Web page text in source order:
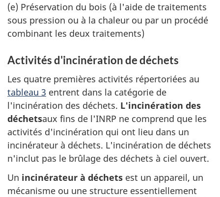
(e) Préservation du bois (à l'aide de traitements
sous pression ou à la chaleur ou par un procédé
combinant les deux traitements)
Activités d'incinération de déchets
Les quatre premières activités répertoriées au
tableau 3 entrent dans la catégorie de
l'incinération des déchets. L'incinération des
déchetsaux fins de l'INRP ne comprend que les
activités d'incinération qui ont lieu dans un
incinérateur à déchets. L'incinération de déchets
n'inclut pas le brûlage des déchets à ciel ouvert.
Un incinérateur à déchets est un appareil, un
mécanisme ou une structure essentiellement